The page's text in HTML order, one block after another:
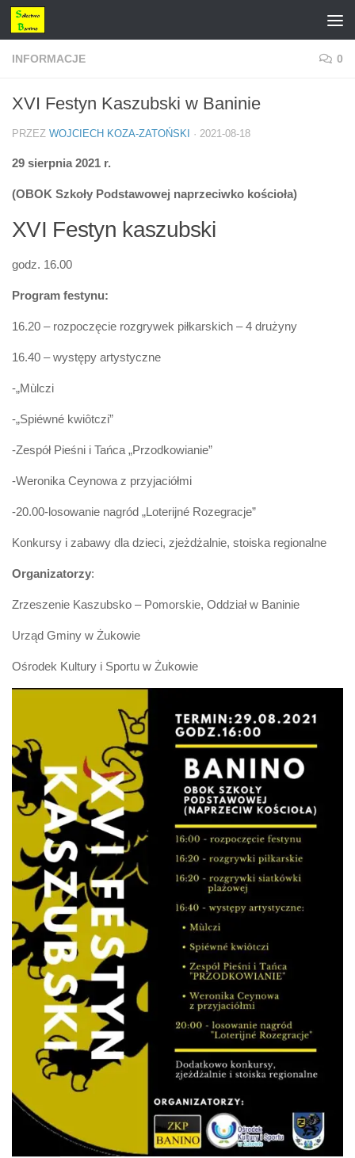
Przejdź do treści
INFORMACJE 0
XVI Festyn Kaszubski w Baninie
PRZEZ WOJCIECH KOZA-ZATOŃSKI · 2021-08-18
29 sierpnia 2021 r.
(OBOK Szkoły Podstawowej naprzeciwko kościoła)
XVI Festyn kaszubski
godz. 16.00
Program festynu:
16.20 – rozpoczęcie rozgrywek piłkarskich – 4 drużyny
16.40 – występy artystyczne
-„Mùlczi
-„Spiéwné kwiôtczi”
-Zespół Pieśni i Tańca „Przodkowianie”
-Weronika Ceynowa z przyjaciółmi
-20.00-losowanie nagród „Loterijné Rozegracje”
Konkursy i zabawy dla dzieci, zjeżdżalnie, stoiska regionalne
Organizatorzy:
Zrzeszenie Kaszubsko – Pomorskie, Oddział w Baninie
Urząd Gminy w Żukowie
Ośrodek Kultury i Sportu w Żukowie